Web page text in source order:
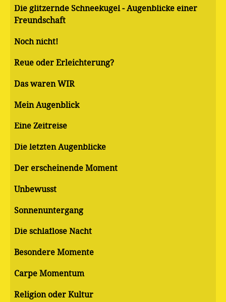
Die glitzernde Schneekugel - Augenblicke einer
Freundschaft
Noch nicht!
Reue oder Erleichterung?
Das waren WIR
Mein Augenblick
Eine Zeitreise
Die letzten Augenblicke
Der erscheinende Moment
Unbewusst
Sonnenuntergang
Die schlaflose Nacht
Besondere Momente
Carpe Momentum
Religion oder Kultur